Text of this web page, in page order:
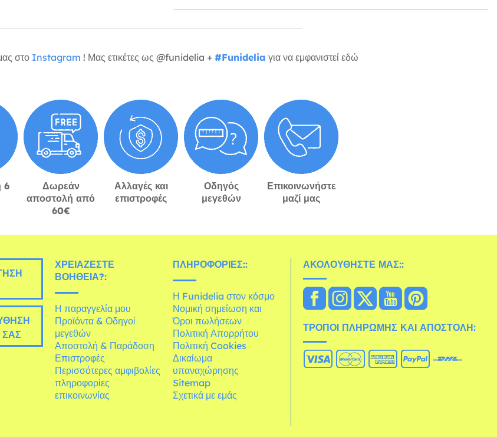
στο Instagram ! Μας ετικέτες ως @funidelia + #Funidelia για να εμφανιστεί εδώ
6
Δωρεάν
αποστολή από
60€
Αλλαγές και
επιστροφές
Οδηγός
μεγεθών
Επικοινωνήστε
μαζί μας
ΣΑΣ
ΧΡΕΙΆΖΕΣΤΕ
ΒΟΉΘΕΙΑ?:
Η παραγγελία μου
Προϊόντα & Οδηγοί
μεγεθών
Αποστολή & Παράδοση
Επιστροφές
Περισσότερες αμφιβολίες
πληροφορίες
επικοινωνίας
ΠΛΗΡΟΦΟΡΊΕΣ::
Η Funidelia στον κόσμο
Νομική σημείωση και
Όροι πωλήσεων
Πολιτική Απορρήτου
Πολιτική Cookies
Δικαίωμα
υπαναχώρησης
Sitemap
Σχετικά με εμάς
ΑΚΟΛΟΥΘΉΣΤΕ ΜΑΣ::
ΤΡΌΠΟΙ ΠΛΗΡΩΜΉΣ ΚΑΙ ΑΠΟΣΤΟΛΉ: